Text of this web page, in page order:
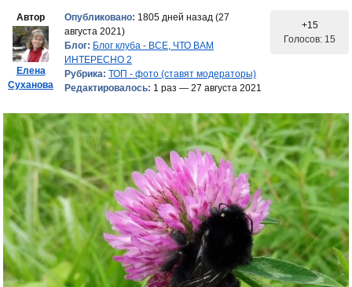
Автор
Елена
Суханова
Опубликовано: 1805 дней назад (27
августа 2021)
Блог: Блог клуба - ВСЕ, ЧТО ВАМ
ИНТЕРЕСНО 2
Рубрика: ТОП - фото (ставят модераторы)
Редактировалось: 1 раз — 27 августа 2021
+15
Голосов: 15